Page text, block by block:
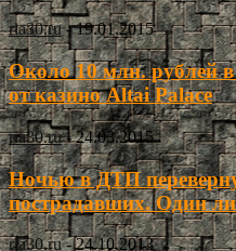
ria30.ru - 19.01.2015
Около 10 млн. рублей в
от казино Altai Palace
ria30.ru - 24.03.2015
Ночью в ДТП
пострадавших. Один
ria30.ru - 24.10.2013